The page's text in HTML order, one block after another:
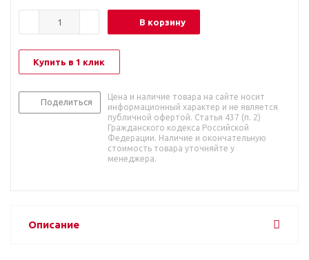
В корзину
Купить в 1 клик
Поделиться
Цена и наличие товара на сайте носит
информационный характер и не является
публичной офертой. Статья 437 (п. 2)
Гражданского кодекса Российской
Федерации. Наличие и окончательную
стоимость товара уточняйте у
менеджера.
Описание